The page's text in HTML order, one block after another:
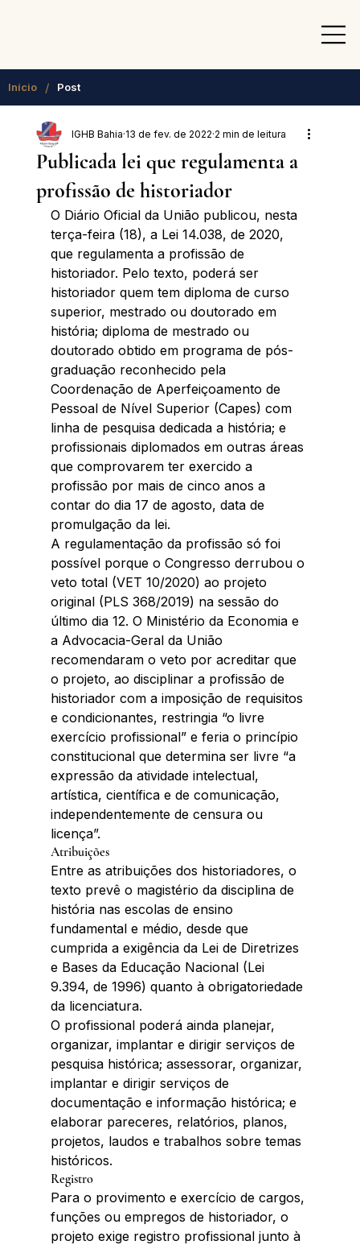
Início / Post
Publicada lei que regulamenta a
profissão de historiador
IGHB Bahia 13 de fev. de 2022 2 min de leitura
O Diário Oficial da União publicou, nesta
terça-feira (18), a Lei 14.038, de 2020,
que regulamenta a profissão de
historiador. Pelo texto, poderá ser
historiador quem tem diploma de curso
superior, mestrado ou doutorado em
história; diploma de mestrado ou
doutorado obtido em programa de pós-
graduação reconhecido pela
Coordenação de Aperfeiçoamento de
Pessoal de Nível Superior (Capes) com
linha de pesquisa dedicada a história; e
profissionais diplomados em outras áreas
que comprovarem ter exercido a
profissão por mais de cinco anos a
contar do dia 17 de agosto, data de
promulgação da lei.
A regulamentação da profissão só foi
possível porque o Congresso derrubou o
veto total (VET 10/2020) ao projeto
original (PLS 368/2019) na sessão do
último dia 12. O Ministério da Economia e
a Advocacia-Geral da União
recomendaram o veto por acreditar que
o projeto, ao disciplinar a profissão de
historiador com a imposição de requisitos
e condicionantes, restringia “o livre
exercício profissional” e feria o princípio
constitucional que determina ser livre “a
expressão da atividade intelectual,
artística, científica e de comunicação,
independentemente de censura ou
licença”.
Atribuições
Entre as atribuições dos historiadores, o
texto prevê o magistério da disciplina de
história nas escolas de ensino
fundamental e médio, desde que
cumprida a exigência da Lei de Diretrizes
e Bases da Educação Nacional (Lei
9.394, de 1996) quanto à obrigatoriedade
da licenciatura.
O profissional poderá ainda planejar,
organizar, implantar e dirigir serviços de
pesquisa histórica; assessorar, organizar,
implantar e dirigir serviços de
documentação e informação histórica; e
elaborar pareceres, relatórios, planos,
projetos, laudos e trabalhos sobre temas
históricos.
Registro
Para o provimento e exercício de cargos,
funções ou empregos de historiador, o
projeto exige registro profissional junto à